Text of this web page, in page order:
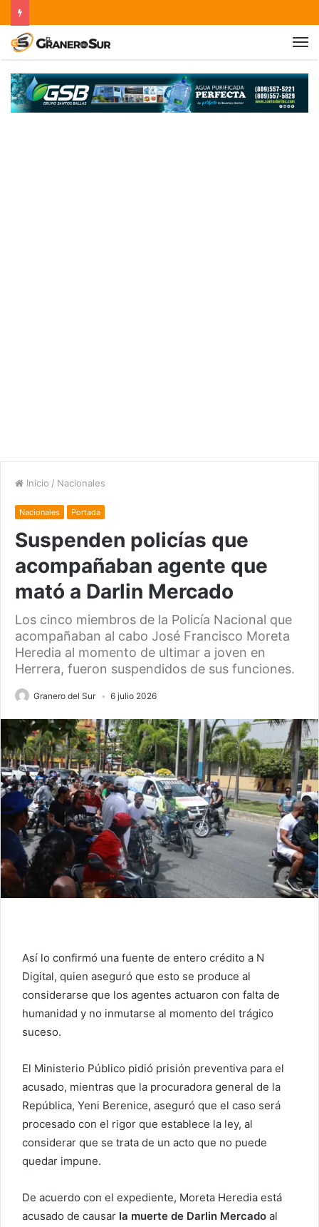
Inicio / Nacionales
Nacionales Portada
Suspenden policías que
acompañaban agente que
mató a Darlin Mercado
Los cinco miembros de la Policía Nacional que
acompañaban al cabo José Francisco Moreta
Heredia al momento de ultimar a joven en
Herrera, fueron suspendidos de sus funciones.
Granero del Sur 6 julio 2026
Así lo confirmó una fuente de entero crédito a N
Digital, quien aseguró que esto se produce al
considerarse que los agentes actuaron con falta de
humanidad y no inmutarse al momento del trágico
suceso.
El Ministerio Público pidió prisión preventiva para el
acusado, mientras que la procuradora general de la
República, Yeni Berenice, aseguró que el caso será
procesado con el rigor que establece la ley, al
considerar que se trata de un acto que no puede
quedar impune.
De acuerdo con el expediente, Moreta Heredia está
acusado de causar la muerte de Darlin Mercado al